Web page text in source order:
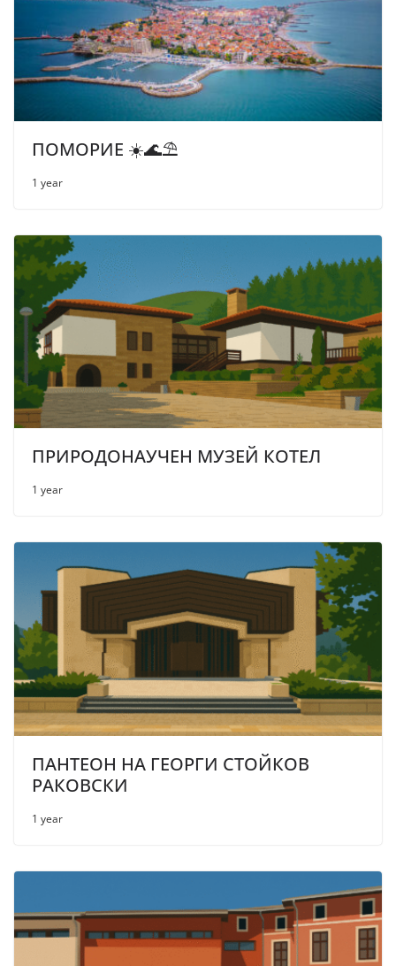
ПОМОРИЕ ☀️🌊⛱
1 year
ПРИРОДОНАУЧЕН МУЗЕЙ КОТЕЛ
1 year
ПАНТЕОН НА ГЕОРГИ СТОЙКОВ
РАКОВСКИ
1 year